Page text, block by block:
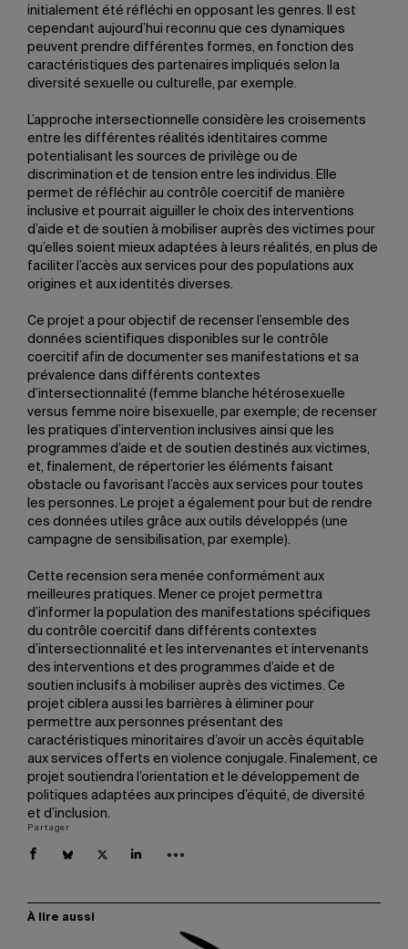
initialement été réfléchi en opposant les genres. Il est
cependant aujourd’hui reconnu que ces dynamiques
peuvent prendre différentes formes, en fonction des
caractéristiques des partenaires impliqués selon la
diversité sexuelle ou culturelle, par exemple.
L’approche intersectionnelle considère les croisements
entre les différentes réalités identitaires comme
potentialisant les sources de privilège ou de
discrimination et de tension entre les individus. Elle
permet de réfléchir au contrôle coercitif de manière
inclusive et pourrait aiguiller le choix des interventions
d’aide et de soutien à mobiliser auprès des victimes pour
qu’elles soient mieux adaptées à leurs réalités, en plus de
faciliter l’accès aux services pour des populations aux
origines et aux identités diverses.
Ce projet a pour objectif de recenser l’ensemble des
données scientifiques disponibles sur le contrôle
coercitif afin de documenter ses manifestations et sa
prévalence dans différents contextes
d’intersectionnalité (femme blanche hétérosexuelle
versus femme noire bisexuelle, par exemple; de recenser
les pratiques d’intervention inclusives ainsi que les
programmes d’aide et de soutien destinés aux victimes,
et, finalement, de répertorier les éléments faisant
obstacle ou favorisant l’accès aux services pour toutes
les personnes. Le projet a également pour but de rendre
ces données utiles grâce aux outils développés (une
campagne de sensibilisation, par exemple).
Cette recension sera menée conformément aux
meilleures pratiques. Mener ce projet permettra
d’informer la population des manifestations spécifiques
du contrôle coercitif dans différents contextes
d’intersectionnalité et les intervenantes et intervenants
des interventions et des programmes d’aide et de
soutien inclusifs à mobiliser auprès des victimes. Ce
projet ciblera aussi les barrières à éliminer pour
permettre aux personnes présentant des
caractéristiques minoritaires d’avoir un accès équitable
aux services offerts en violence conjugale. Finalement, ce
projet soutiendra l’orientation et le développement de
politiques adaptées aux principes d’équité, de diversité
et d’inclusion.
Partager
À lire aussi